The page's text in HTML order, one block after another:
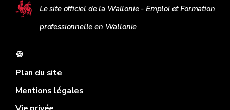
Le site officiel de la Wallonie - Emploi et Formation
professionnelle en Wallonie
🍪
Plan du site
Mentions légales